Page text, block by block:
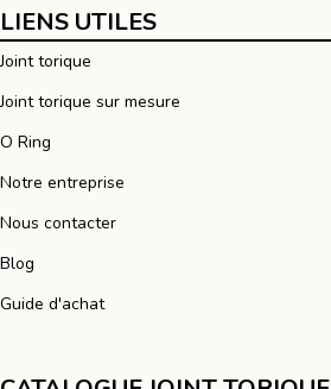
LIENS UTILES
Joint torique
Joint torique sur mesure
O Ring
Notre entreprise
Nous contacter
Blog
Guide d'achat